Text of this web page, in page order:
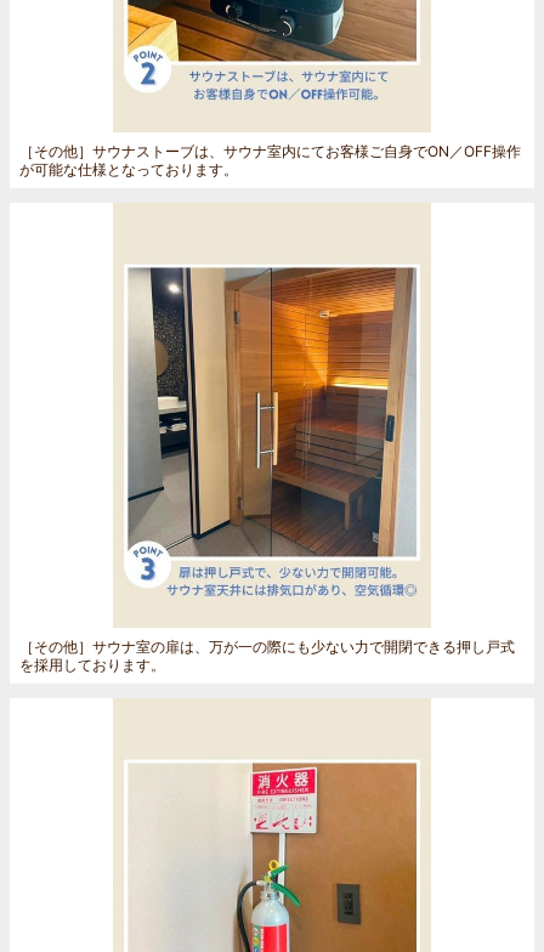
［その他］ サウナストーブは、サウナ室内にてお客様ご自身でON／OFF操作
が可能な仕様となっております。
［その他］ サウナ室の扉は、万が一の際にも少ない力で開閉できる押し戸式
を採用しております。